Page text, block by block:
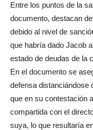
Entre los puntos de la
documento, destacan
debido al nivel de
que habría dado Jacob
estado de deudas de la
En el documento se
defensa distanciándose
que en su contestación
compartida con el
suya, lo que resultaría